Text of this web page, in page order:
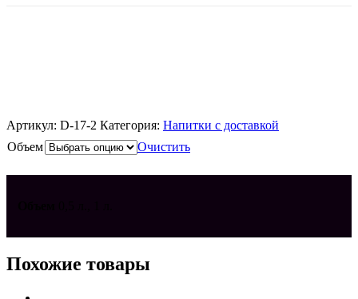
Артикул: D-17-2 Категория: Напитки с доставкой
Объем
Очистить
Похожие товары